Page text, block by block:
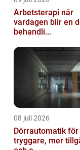
Arbetsterapi när
vardagen blir en
behandli...
08 juli 2026
Dörrautomatik för
tryggare, mer